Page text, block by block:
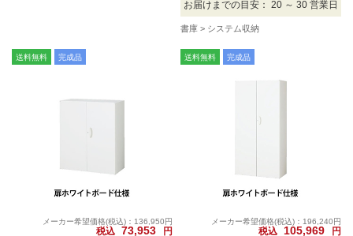
お届けまでの目安： 20 ～ 30 営業日
書庫 システム収納
送料無料 完成品
メーカー希望価格(税込)：136,950円
税込 73,953 円
送料無料 完成品
メーカー希望価格(税込)：196,240円
税込 105,969 円